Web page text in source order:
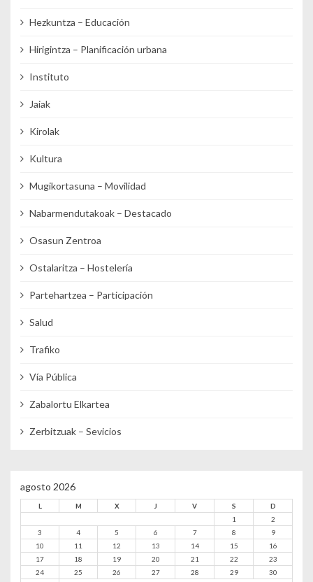
Hezkuntza – Educación
Hirigintza – Planificación urbana
Instituto
Jaiak
Kirolak
Kultura
Mugikortasuna – Movilidad
Nabarmendutakoak – Destacado
Osasun Zentroa
Ostalaritza – Hostelería
Partehartzea – Participación
Salud
Trafiko
Vía Pública
Zabalortu Elkartea
Zerbitzuak – Sevicios
agosto 2026
L M X J V S
D
1
2
3
4 5 6 7 8
9
10
11 12 13 14 15
16
17
18 19 20 21 22
23
24
25 26 27 28 29
30